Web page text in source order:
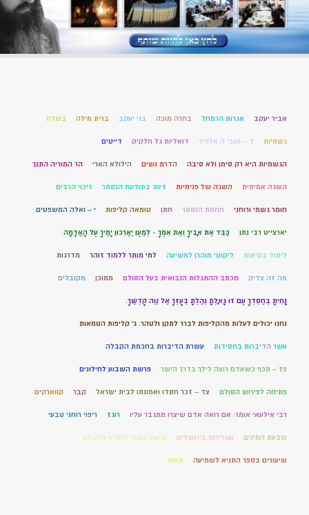
אביר יעקב אגרות הרמחל בחרה מוכה בני יעקב ברית מילה בשלח
גשמיות ד – אנכי ה אלהיך דואליות גל חלקיק דייטים
הגשמיות היא רק סימן ולא סיבה הדרת נשים הילולא הארי הר המוריה התנך
השגה אמיתית השגה של פנימיות זיווג בתודעת הנסתר זיכוי הרבים
חומר גשמי ורוחני חחמת הנסתר חתן טומאה קליפות י – ואלה המשפטים
יארצייט רבי נתן כַּבֵּד אֶת אָבִיךָ וְאֶת אִמֶּךָ - לְמַעַן יַאֲרִכוּן יָמֶיךָ עַל הָאֲדָמָה
לימוד בקיאות ליקוטי מוהרן למשיעה למי מותר ללמוד זוהר מדרגות
מה זה צדיק מכתב ההתגלות הנבואית בעל הסולם ממוכן מקובלים
נָחִיתָ בְחַסְדְּךָ עַם זוּ גָּאָלְתָּ נֵהַלְתָּ בְעָזְּךָ אֶל נְוֵה קָדְשֶׁךָ.
נחנו יכולים לעלות מהקליפות לברר לתקן ולטהר. ג' קליפות הטמאות
עשר הדיברות בחסידות עשרת הדיברות בחכמת הקבלה
פז – תכף כשאדם רוצה לילך בדרך הישר פרשת השבוע לחילונים
פתיחה לפירוש הסולם צד – זכר חסדו ואמונתו לבית ישראל קבר קווארקים
רבי אילעאי אומר: אם רואה אדם שיצרו מתגבר עליו רוגז ריפוי רוחני טבעי
שבעת המינים שגרירות בירושלים שיעור בספר התניא פרק לט
שיעורים בספר התניא לשמיעה תפוח